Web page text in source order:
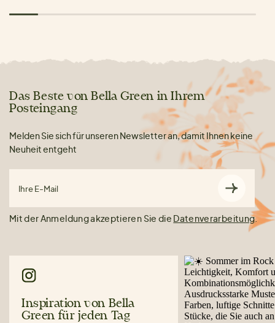
Das Beste von Bella Green in Ihrem
Posteingang
Melden Sie sich für unseren Newsletter an, damit Ihnen keine
Neuheit entgeht
Ihre E-Mail
Mit der Anmeldung akzeptieren Sie die Datenverarbeitung.
Inspiration von Bella
Green für jeden Tag